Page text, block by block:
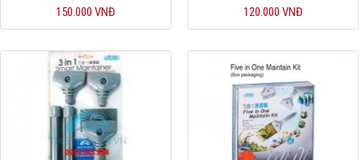
150.000 VNĐ 120.000 VNĐ